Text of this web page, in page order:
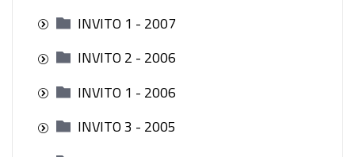
INVITO 1 - 2007
INVITO 2 - 2006
INVITO 1 - 2006
INVITO 3 - 2005